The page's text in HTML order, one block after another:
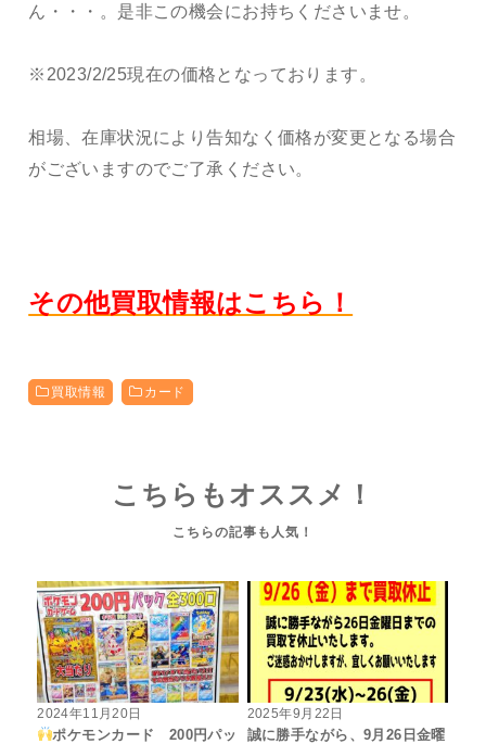
ん・・・。是非この機会にお持ちくださいませ。
※2023/2/25現在の価格となっております。
相場、在庫状況により告知なく価格が変更となる場合
がございますのでご了承ください。
その他買取情報はこちら！
買取情報 カード
こちらもオススメ！
2024年11月20日
ポケモンカード 200円パッ
2025年9月22日
誠に勝手ながら、9月26日金曜